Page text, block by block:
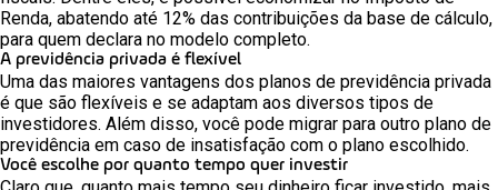
Renda, abatendo até 12% das contribuições da base de cálculo,
para quem declara no modelo completo.
A previdência privada é flexível
Uma das maiores vantagens dos planos de previdência privada
é que são flexíveis e se adaptam aos diversos tipos de
investidores. Além disso, você pode migrar para outro plano de
previdência em caso de insatisfação com o plano escolhido.
Você escolhe por quanto tempo quer investir